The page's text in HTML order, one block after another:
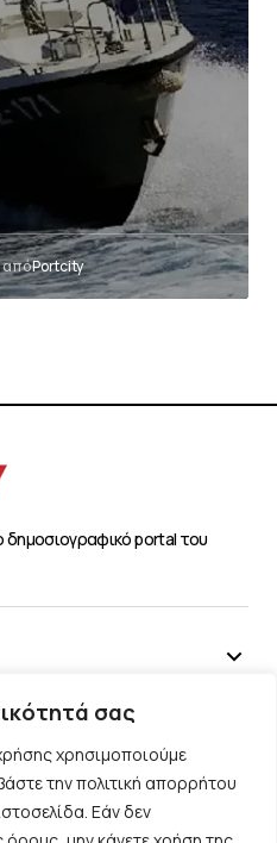
σας
χρησιμοποιούμε
την πολιτική απορρήτου
Εάν δεν
απόPortcity
portal του